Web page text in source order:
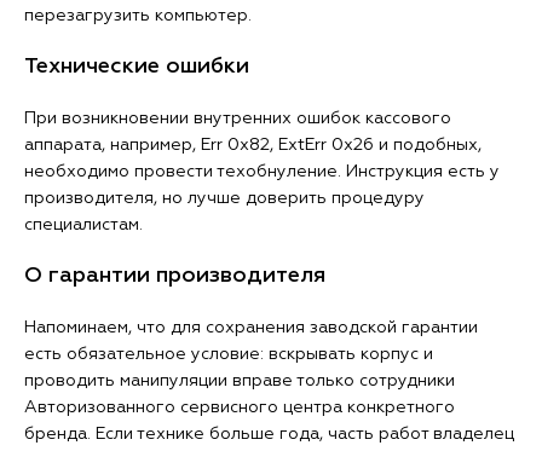
перезагрузить компьютер.
Технические ошибки
При возникновении внутренних ошибок кассового
аппарата, например, Err 0х82, ExtErr 0x26 и подобных,
необходимо провести техобнуление. Инструкция есть у
производителя, но лучше доверить процедуру
специалистам.
О гарантии производителя
Напоминаем, что для сохранения заводской гарантии
есть обязательное условие: вскрывать корпус и
проводить манипуляции вправе только сотрудники
Авторизованного сервисного центра конкретного
бренда. Если технике больше года, часть работ владелец